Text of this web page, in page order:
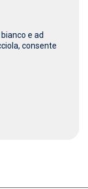
e ad
consente